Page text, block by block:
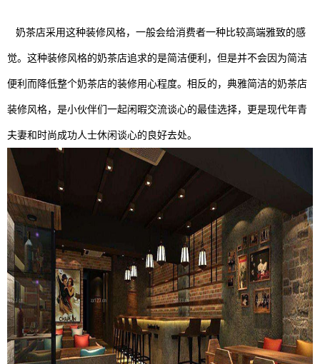
奶茶店采用这种装修风格，一般会给消费者一种比较高端雅致的感
觉。这种装修风格的奶茶店追求的是简洁便利，但是并不会因为简洁
便利而降低整个奶茶店的装修用心程度。相反的，典雅简洁的奶茶店
装修风格，是小伙伴们一起闲暇交流谈心的最佳选择，更是现代年青
夫妻和时尚成功人士休闲谈心的良好去处。